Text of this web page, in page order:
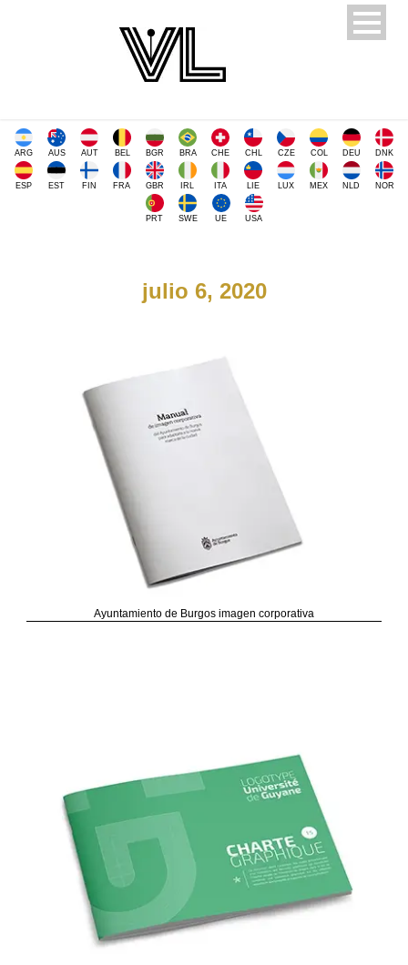
ARG AUS AUT BEL BGR BRA CHE CHL CZE COL DEU DNK
ESP EST FIN FRA GBR IRL ITA LIE LUX MEX NLD NOR
PRT SWE UE USA
julio 6, 2020
Ayuntamiento de Burgos imagen corporativa